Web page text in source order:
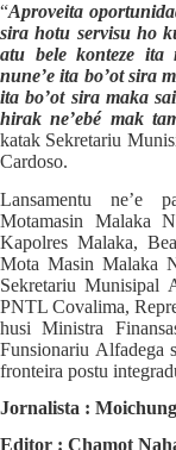
“Aproveita
sira hotu servisu ho
atu bele konteze ita
nune’e ita bo’ot sira
ita bo’ot sira maka
hirak ne’ebé mak
katak Sekretariu
Cardoso.
Lansamentu ne’e
Motamasin Malaka
Kapolres Malaka,
Mota Masin Malaka
Sekretariu Munisipal
PNTL Covalima,
husi Ministra
Funsionariu Alfadega
fronteira postu
Jornalista : Moichung
Editor : Chamot